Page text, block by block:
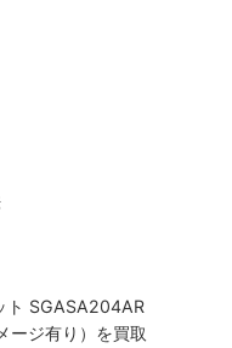
ト SGASA204AR
ージ有り）を買取